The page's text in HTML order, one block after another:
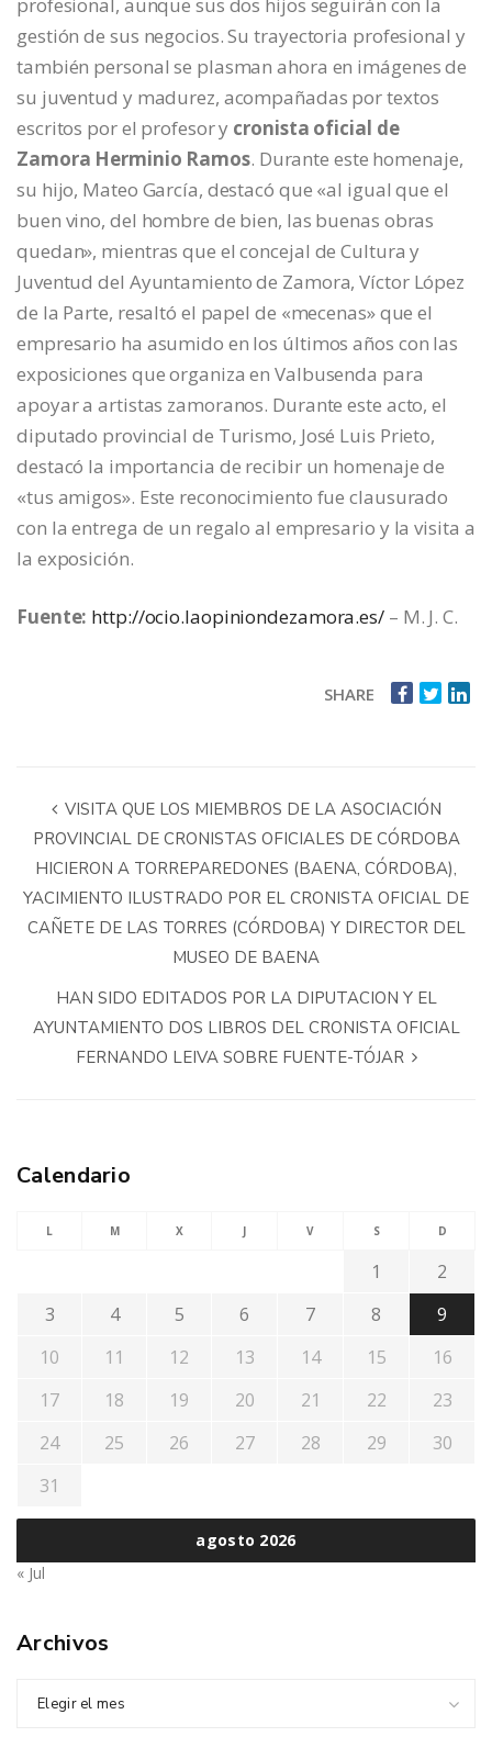
profesional, aunque sus dos hijos seguirán con la
gestión de sus negocios. Su trayectoria profesional y
también personal se plasman ahora en imágenes de
su juventud y madurez, acompañadas por textos
escritos por el profesor y cronista oficial de
Zamora Herminio Ramos. Durante este homenaje,
su hijo, Mateo García, destacó que «al igual que el
buen vino, del hombre de bien, las buenas obras
quedan», mientras que el concejal de Cultura y
Juventud del Ayuntamiento de Zamora, Víctor López
de la Parte, resaltó el papel de «mecenas» que el
empresario ha asumido en los últimos años con las
exposiciones que organiza en Valbusenda para
apoyar a artistas zamoranos. Durante este acto, el
diputado provincial de Turismo, José Luis Prieto,
destacó la importancia de recibir un homenaje de
«tus amigos». Este reconocimiento fue clausurado
con la entrega de un regalo al empresario y la visita a
la exposición.
Fuente: http://ocio.laopiniondezamora.es/– M. J. C.
SHARE
VISITA QUE LOS MIEMBROS DE LA ASOCIACIÓN
PROVINCIAL DE CRONISTAS OFICIALES DE CÓRDOBA
HICIERON A TORREPAREDONES (BAENA, CÓRDOBA),
YACIMIENTO ILUSTRADO POR EL CRONISTA OFICIAL DE
CAÑETE DE LAS TORRES (CÓRDOBA) Y DIRECTOR DEL
MUSEO DE BAENA
HAN SIDO EDITADOS POR LA DIPUTACION Y EL
AYUNTAMIENTO DOS LIBROS DEL CRONISTA OFICIAL
FERNANDO LEIVA SOBRE FUENTE-TÓJAR
Calendario
agosto 2026
L M X J V S D
1
2
3
4 5 6 7 8
9
10
11 12 13 14 15
16
17
18 19 20 21 22
23
24
25 26 27 28 29
30
31
« Jul
Archivos
Elegir el mes